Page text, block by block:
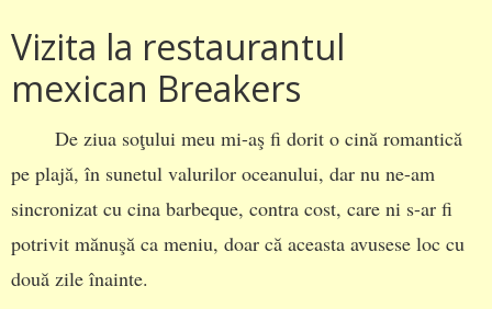
Vizita la restaurantul
mexican Breakers
De ziua soţului meu mi-aş fi dorit o cină romantică
pe plajă, în sunetul valurilor oceanului, dar nu ne-am
sincronizat cu cina barbeque, contra cost, care ni s-ar fi
potrivit mănuşă ca meniu, doar că aceasta avusese loc cu
două zile înainte.